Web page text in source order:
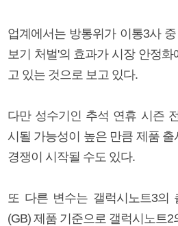
업계에서는 방통위가 이통3사
보기 처벌'의 효과가 시장 안정
고 있는 것으로 보고 있다.
다만 성수기인 추석 연휴 시즌
시될 가능성이 높은 만큼 제품
경쟁이 시작될 수도 있다.
또 다른 변수는 갤럭시노트3의
(GB) 제품 기준으로 갤럭시노트